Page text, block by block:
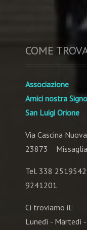
COME
Associazione
Amici nostra
San Luigi Orione
Via Cascina
23873 Missaglia
Tel. 338
9241201
Ci troviamo il:
Lunedì - Martedì